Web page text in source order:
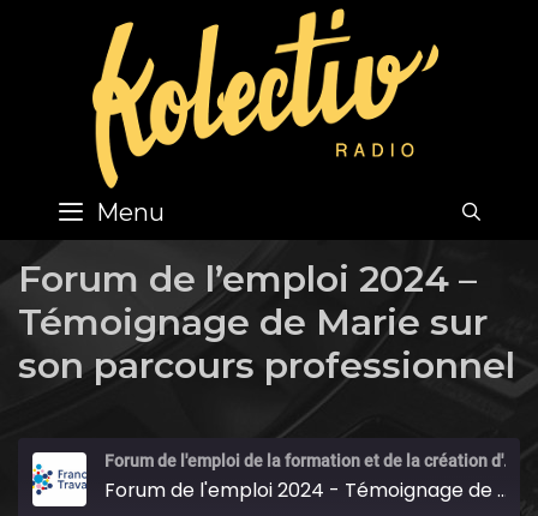
content
Menu
Forum de l’emploi 2024 –
Témoignage de Marie sur
son parcours professionnel
Forum de l'emploi de la formation et de la création d'entreprises 2024
Forum de l'emploi 2024 - Témoignage de Marie sur son parcours professionnel